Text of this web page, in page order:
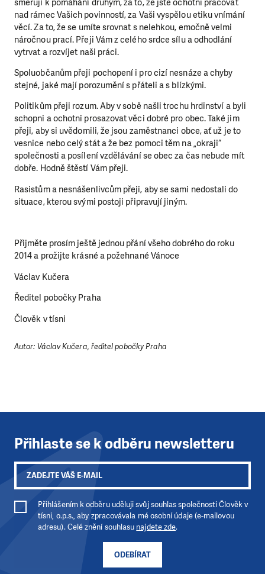
nad rámec Vašich povinností, za Vaši vyspělou etiku vnímání
věcí. Za to, že se umíte srovnat s nelehkou, emočně velmi
náročnou prací. Přeji Vám z celého srdce sílu a odhodlání
vytrvat a rozvíjet naši práci.
Spoluobčanůmpřeji pochopení i pro cizí nesnáze a chyby
stejné, jaké mají porozumění s přáteli a s blízkými.
Politikůmpřeji rozum. Aby v sobě našli trochu hrdinství a byli
schopni a ochotni prosazovat věci dobré pro obec. Také jim
přeji, aby si uvědomili, že jsou zaměstnanci obce, ať už je to
vesnice nebo celý stát a že bez pomoci těm na „okraji“
společnosti a posílení vzdělávání se obec za čas nebude mít
dobře. Hodně štěstí Vám přeji.
Rasistům a nesnášenlivcům přeji, aby se sami nedostali do
situace, kterou svými postoji připravují jiným.
Přijměte prosím ještě jednou přání všeho dobrého do roku
2014 a prožijte krásné a požehnané Vánoce
Václav Kučera
Ředitel pobočky Praha
Člověk v tísni
Autor: Václav Kučera, ředitel pobočky Praha
LÍBÍ SE VÁM, CO DĚLÁME?
PODPOŘTE NÁS!
Abychom mohli pomáhat smysluplně, neobejdeme se
bez Vaší podpory. Ať už se nám rozhodnete pomoci
jedním darem nebo se stanete pravidelným dárcem
Klubu přátel, Vaše dary nám umožní pomoci vždy tam,
kde je to nejvíce potřeba.
Přihlaste se k odběru newsletteru
ODEBÍRAT
Přihlášením k odběru uděluji svůj souhlas společnosti Člověk v
tísni, o.p.s., aby zpracovávala mé osobní údaje (e-mailovou
adresu). Celé znění souhlasu najdete zde.